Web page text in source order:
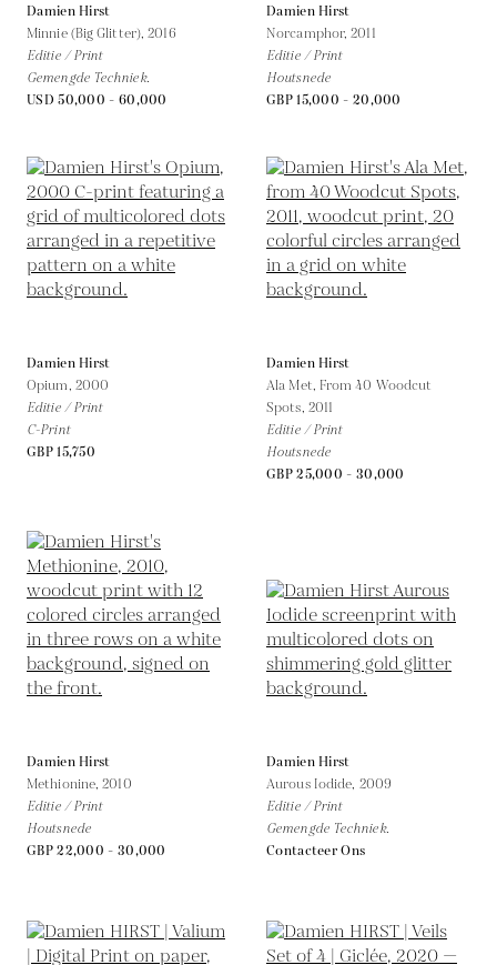
Damien Hirst
Minnie (Big Glitter),2016
Editie / Print
Gemengde Techniek.
USD 50,000 - 60,000
Damien Hirst
Norcamphor,2011
Editie / Print
Houtsnede
GBP 15,000 - 20,000
Damien Hirst
Opium, 2000
Editie / Print
C-Print
GBP 15,750
Damien Hirst
Ala Met, From 40 Woodcut
Spots, 2011
Editie / Print
Houtsnede
GBP 25,000 - 30,000
Damien Hirst
Methionine,2010
Editie / Print
Houtsnede
GBP 22,000 - 30,000
Damien Hirst
Aurous Iodide, 2009
Editie / Print
Gemengde Techniek.
Contacteer Ons